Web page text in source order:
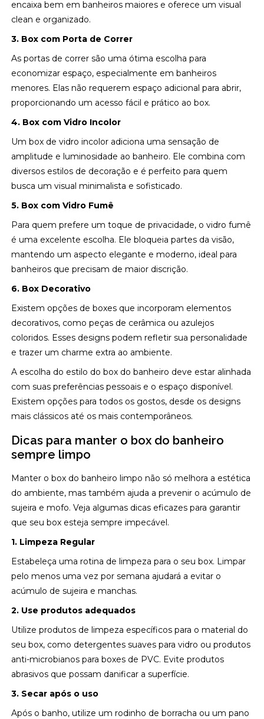
encaixa bem em banheiros maiores e oferece um visual
clean e organizado.
3. Box com Porta de Correr
As portas de correr são uma ótima escolha para
economizar espaço, especialmente em banheiros
menores. Elas não requerem espaço adicional para abrir,
proporcionando um acesso fácil e prático ao box.
4. Box com Vidro Incolor
Um box de vidro incolor adiciona uma sensação de
amplitude e luminosidade ao banheiro. Ele combina com
diversos estilos de decoração e é perfeito para quem
busca um visual minimalista e sofisticado.
5. Box com Vidro Fumê
Para quem prefere um toque de privacidade, o vidro fumê
é uma excelente escolha. Ele bloqueia partes da visão,
mantendo um aspecto elegante e moderno, ideal para
banheiros que precisam de maior discrição.
6. Box Decorativo
Existem opções de boxes que incorporam elementos
decorativos, como peças de cerâmica ou azulejos
coloridos. Esses designs podem refletir sua personalidade
e trazer um charme extra ao ambiente.
A escolha do estilo do box do banheiro deve estar alinhada
com suas preferências pessoais e o espaço disponível.
Existem opções para todos os gostos, desde os designs
mais clássicos até os mais contemporâneos.
Dicas para manter o box do banheiro
sempre limpo
Manter o box do banheiro limpo não só melhora a estética
do ambiente, mas também ajuda a prevenir o acúmulo de
sujeira e mofo. Veja algumas dicas eficazes para garantir
que seu box esteja sempre impecável.
1. Limpeza Regular
Estabeleça uma rotina de limpeza para o seu box. Limpar
pelo menos uma vez por semana ajudará a evitar o
acúmulo de sujeira e manchas.
2. Use produtos adequados
Utilize produtos de limpeza específicos para o material do
seu box, como detergentes suaves para vidro ou produtos
anti-microbianos para boxes de PVC. Evite produtos
abrasivos que possam danificar a superfície.
3. Secar após o uso
Após o banho, utilize um rodinho de borracha ou um pano